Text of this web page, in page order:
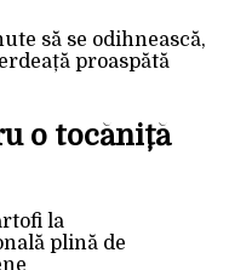
să se odihnească,
proaspătă
o tocăniță